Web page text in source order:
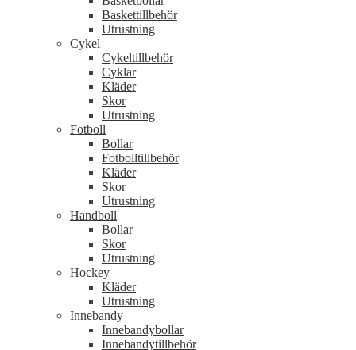
Baskettillbehör
Utrustning
Cykel
Cykeltillbehör
Cyklar
Kläder
Skor
Utrustning
Fotboll
Bollar
Fotbolltillbehör
Kläder
Skor
Utrustning
Handboll
Bollar
Skor
Utrustning
Hockey
Kläder
Utrustning
Innebandy
Innebandybollar
Innebandytillbehör